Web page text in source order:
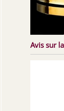
Avis sur